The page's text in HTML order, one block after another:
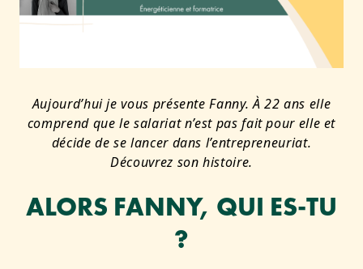
Aujourd’hui je vous présente Fanny. À 22 ans elle
comprend que le salariat n’est pas fait pour elle et
décide de se lancer dans l’entrepreneuriat.
Découvrez son histoire.
ALORS FANNY, QUI ES-TU
?